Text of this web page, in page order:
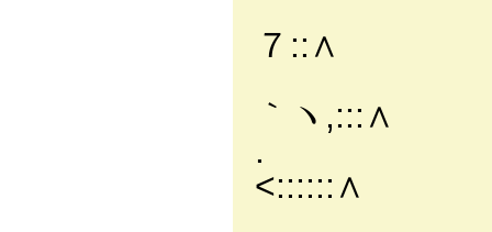
７::∧
｀ヽ,:::∧
. /
<::::::∧